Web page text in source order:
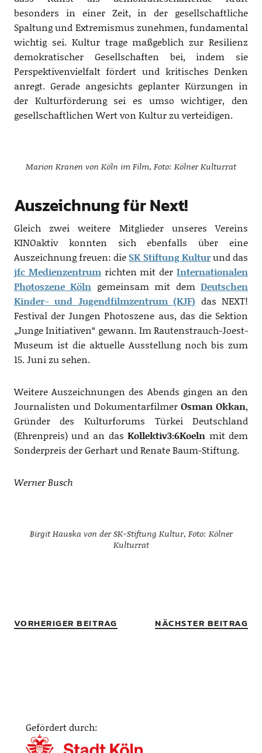
besonders in einer Zeit, in der gesellschaftliche
Spaltung und Extremismus zunehmen, fundamental
wichtig sei. Kultur trage maßgeblich zur Resilienz
demokratischer Gesellschaften bei, indem sie
Perspektivenvielfalt fördert und kritisches Denken
anregt. Gerade angesichts geplanter Kürzungen in
der Kulturförderung sei es umso wichtiger, den
gesellschaftlichen Wert von Kultur zu verteidigen.
Marion Kranen von Köln im Film, Foto: Kölner Kulturrat
Auszeichnung für Next!
Gleich zwei weitere Mitglieder unseres Vereins
KINOaktiv konnten sich ebenfalls über eine
Auszeichnung freuen: dieSK Stiftung Kulturund das
jfc Medienzentrumrichten mit derInternationalen
Photoszene Köln gemeinsam mit demDeutschen
Kinder- und Jugendfilmzentrum (KJF) das NEXT!
Festival der Jungen Photoszene aus, das die Sektion
„Junge Initiativen“ gewann. Im Rautenstrauch-Joest-
Museum ist die aktuelle Ausstellung noch bis zum
15. Juni zu sehen.
Weitere Auszeichnungen des Abends gingen an den
Journalisten und Dokumentarfilmer Osman Okkan,
Gründer des Kulturforums Türkei Deutschland
(Ehrenpreis) und an dasKollektiv3:6Koeln mit dem
Sonderpreis der Gerhart und Renate Baum-Stiftung.
Werner Busch
Birgit Hauska von der SK-Stiftung Kultur, Foto: Kölner
Kulturrat
VORHERIGER BEITRAG NÄCHSTER BEITRAG
Gefördert durch: